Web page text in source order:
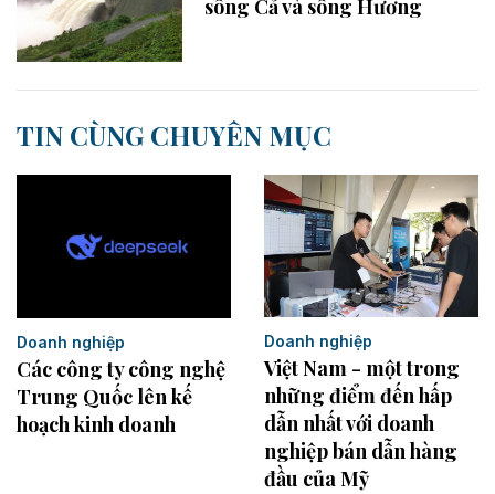
sông Cả và sông Hương
TIN CÙNG CHUYÊN MỤC
Doanh nghiệp
Các công ty công nghệ
Trung Quốc lên kế
hoạch kinh doanh
Doanh nghiệp
Việt Nam - một trong
những điểm đến hấp
dẫn nhất với doanh
nghiệp bán dẫn hàng
đầu của Mỹ